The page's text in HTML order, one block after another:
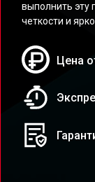
выполнить эту
четкости и
Цена